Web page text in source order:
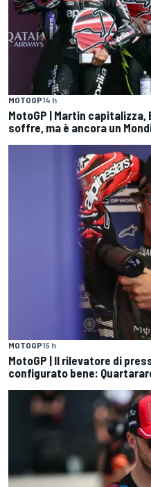
MOTOGP14 h
MotoGP | Martin capitalizza,
soffre, ma è ancora un
MOTOGP15 h
MotoGP | Il rilevatore di
configurato bene: